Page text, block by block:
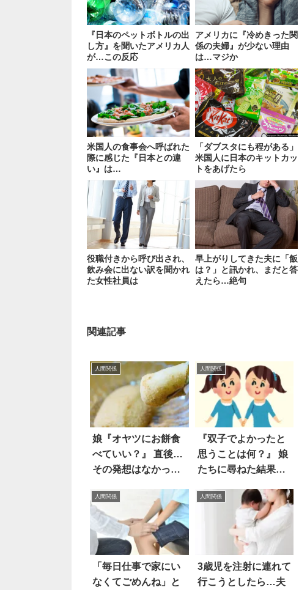
『日本のペットボトルの出
し方』を聞いたアメリカ人
が…この反応
アメリカに『冷めきった関
係の夫婦』が少ない理由
は…マジか
米国人の食事会へ呼ばれた
際に感じた『日本との違
い』は…
「ダブスタにも程がある」
米国人に日本のキットカッ
トをあげたら
役職付きから呼び出され、
飲み会に出ない訳を聞かれ
た女性社員は
早上がりしてきた夫に「飯
は？」と訊かれ、まだと答
えたら…絶句
関連記事
人間関係
娘『オヤツにお餅食
べていい？』 直後…
その発想はなかっ
人間関係
『双子でよかったと
思うことは何？』 娘
たちに尋ねた結果、
た！！
人間関係
「毎日仕事で家にい
なくてごめんね」と
人間関係
3歳児を注射に連れて
行こうとしたら…夫